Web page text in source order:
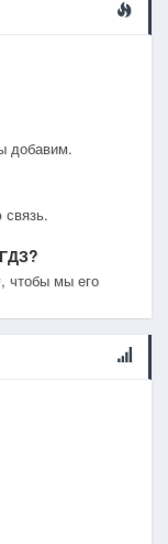
добавим.
чтобы мы его